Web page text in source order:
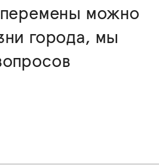
перемены можно
города, мы